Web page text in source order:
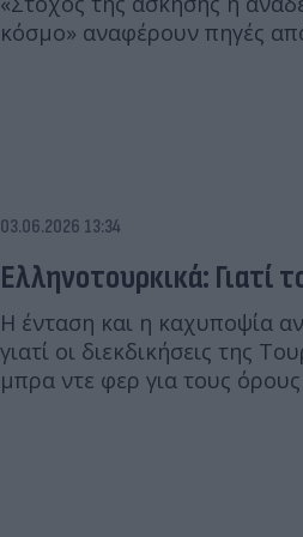
κόσμο» αναφέρουν πηγές
03.06.2026 13:34
Ελληνοτουρκικά: Γιατί
Η ένταση και η καχυποψία
γιατί οι διεκδικήσεις της
μπρα ντε φερ για τους